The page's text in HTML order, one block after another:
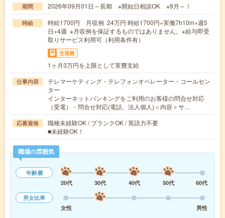
期間 2026年09月01日～長期 ※開始日相談OK ※9月～！
時給
時給1700円 月収例 24万円 時給1700円×実働7h10m×週5
日×4週 ※月収例を保証するものではありません。※給与即受
取りサービス利用可（利用条件有）
交通費
1ヶ月3万円を上限として実費支給
仕事内容
テレマーケティング・テレフォンオペレーター・コールセン
ター
インターネットバンキングをご利用のお客様の問合せ対応
（受電）・問合せ対応(電話、法人個人)＜内容＞サ…
応募資格
職種未経験OK / ブランクOK / 英語力不要
■未経験OK！
職場の雰囲気
年齢層
20代
30代 40代 50代
60代
男女比率
女性
男性